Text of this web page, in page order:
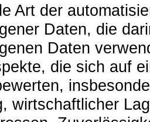
Art der
Daten, die
Daten
die sich auf
wirtschaftlicher